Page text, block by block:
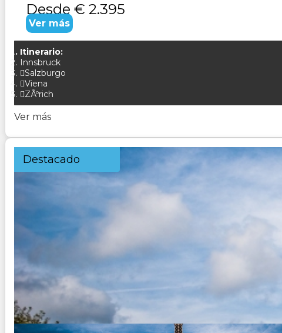
Desde € 2.395
Ver más
Itinerario:
Innsbruck
Salzburgo
Viena
ZÃºrich
Ver más
Destacado